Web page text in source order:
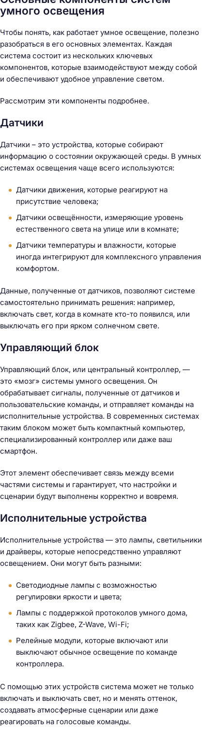
умного освещения
Чтобы понять, как работает умное освещение, полезно
разобраться в его основных элементах. Каждая
система состоит из нескольких ключевых
компонентов, которые взаимодействуют между собой
и обеспечивают удобное управление светом.
Рассмотрим эти компоненты подробнее.
Датчики
Датчики – это устройства, которые собирают
информацию о состоянии окружающей среды. В умных
системах освещения чаще всего используются:
Датчики движения, которые реагируют на
присутствие человека;
Датчики освещённости, измеряющие уровень
естественного света на улице или в комнате;
Датчики температуры и влажности, которые
иногда интегрируют для комплексного управления
комфортом.
Данные, полученные от датчиков, позволяют системе
самостоятельно принимать решения: например,
включать свет, когда в комнате кто-то появился, или
выключать его при ярком солнечном свете.
Управляющий блок
Управляющий блок, или центральный контроллер, —
это «мозг» системы умного освещения. Он
обрабатывает сигналы, полученные от датчиков и
пользовательские команды, и отправляет команды на
исполнительные устройства. В современных системах
таким блоком может быть компактный компьютер,
специализированный контроллер или даже ваш
смартфон.
Этот элемент обеспечивает связь между всеми
частями системы и гарантирует, что настройки и
сценарии будут выполнены корректно и вовремя.
Исполнительные устройства
Исполнительные устройства — это лампы, светильники
и драйверы, которые непосредственно управляют
освещением. Они могут быть разными:
Светодиодные лампы с возможностью
регулировки яркости и цвета;
Лампы с поддержкой протоколов умного дома,
таких как Zigbee, Z-Wave, Wi-Fi;
Релейные модули, которые включают или
выключают обычное освещение по команде
контроллера.
С помощью этих устройств система может не только
включать и выключать свет, но и менять оттенок,
создавать атмосферные сценарии или даже
реагировать на голосовые команды.